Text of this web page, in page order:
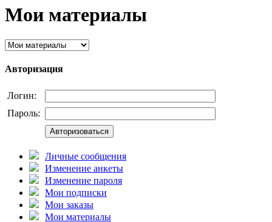
Мои материалы
Авторизация
Логин:
Пароль:
Авторизоваться
Личные сообщения
Изменение анкеты
Изменение пароля
Мои подписки
Мои заказы
Мои материалы